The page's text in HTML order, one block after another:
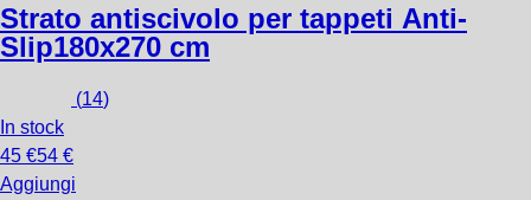
Strato antiscivolo per tappeti Anti-
Slip180x270 cm
(14)
In stock
45 €54 €
Aggiungi